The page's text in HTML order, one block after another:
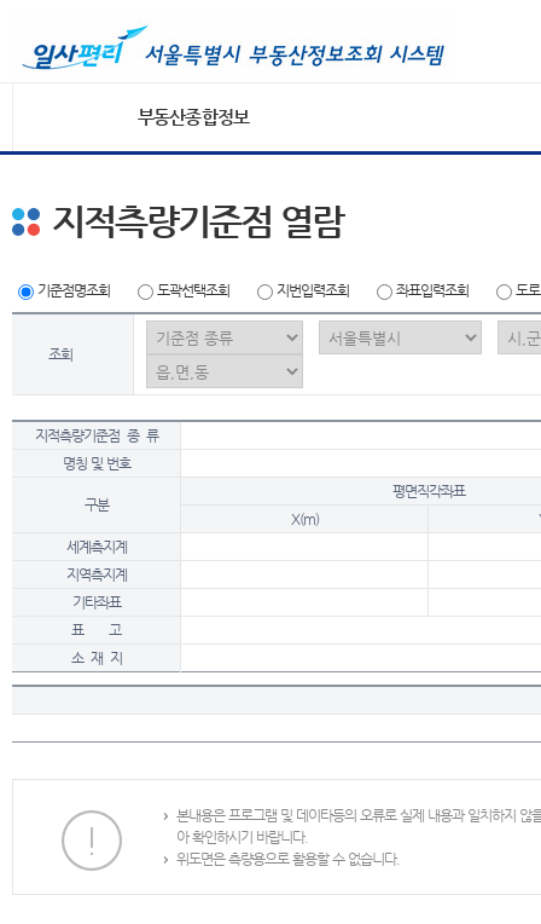
부동산종합정보
지적측량기준점 열람
기준점명조회 도곽선택조회 지번입력조회 좌표입력조회 도
조회
지적측량기준점 종 류
명칭 및 번호
구분
평면직각좌표
X(m)
세계측지계
지역측지계
기타좌표
표 고
소 재 지
본내용은 프로그램 및 데이타등의 오류로 실제 내용과 일치하지
아 확인하시기 바랍니다.
위도면은 측량용으로 활용할 수 없습니다.